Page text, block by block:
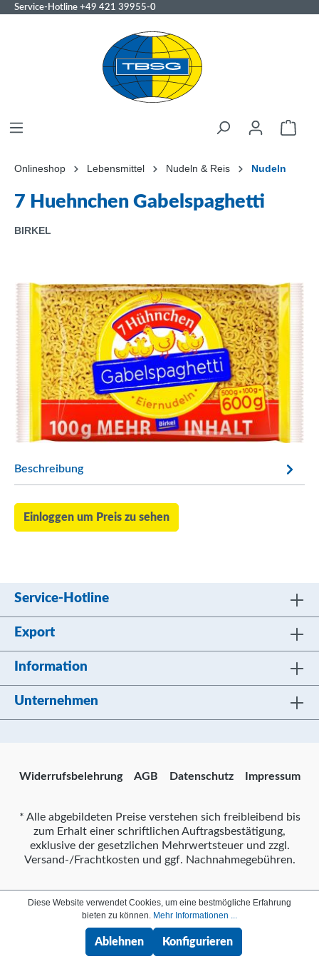
Service-Hotline +49 421 39955-0
Onlineshop Lebensmittel Nudeln & Reis Nudeln
7 Huehnchen Gabelspaghetti
BIRKEL
Beschreibung
Einloggen um Preis zu sehen
Service-Hotline
Export
Information
Unternehmen
Widerrufsbelehrung AGB Datenschutz Impressum
* Alle abgebildeten Preise verstehen sich freibleibend bis
zum Erhalt einer schriftlichen Auftragsbestätigung,
exklusive der gesetzlichen Mehrwertsteuer und zzgl.
Versand-/Frachtkosten und ggf. Nachnahmegebühren.
Diese Website verwendet Cookies, um eine bestmögliche Erfahrung
bieten zu können. Mehr Informationen ...
Ablehnen Konfigurieren